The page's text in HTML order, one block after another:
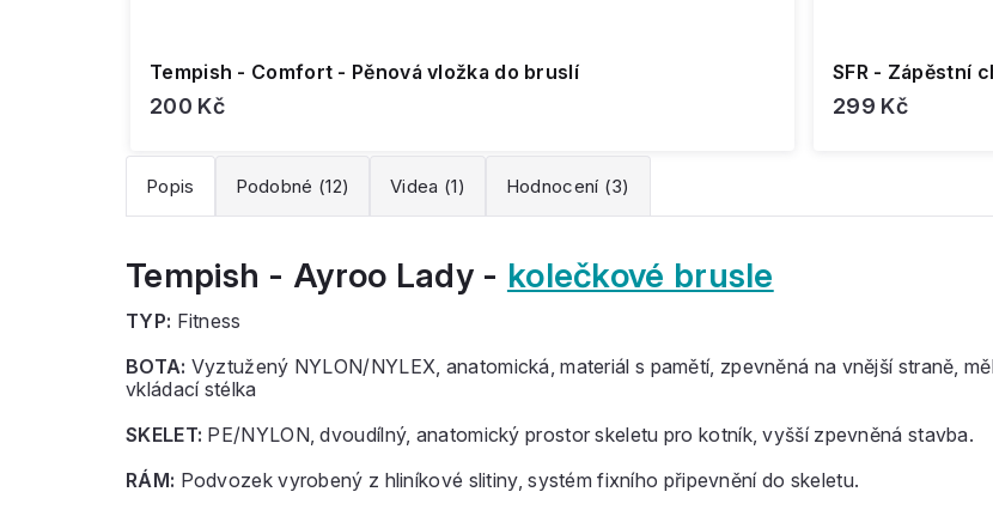
Tempish - Comfort - Pěnová vložka do bruslí
200 Kč
SFR - Zápěstní
299 Kč
Popis Podobné (12) Videa (1) Hodnocení (3)
Tempish - Ayroo Lady - kolečkové brusle
TYP: Fitness
BOTA: Vyztužený NYLON/NYLEX, anatomická, materiál s pamětí, zpevněná na vnější straně,
vkládací stélka
SKELET: PE/NYLON, dvoudílný, anatomický prostor skeletu pro kotník, vyšší zpevněná stavba.
RÁM: Podvozek vyrobený z hliníkové slitiny, systém fixního připevnění do skeletu.